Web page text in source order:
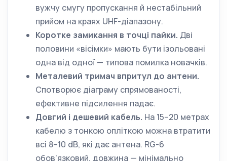
вужчу смугу пропускання й нестабільний
прийом на краях UHF-діапазону.
Коротке замикання в точці пайки. Дві
половини «вісімки» мають бути ізольовані
одна від одної — типова помилка новачків.
Металевий тримач впритул до антени.
Спотворює діаграму спрямованості,
ефективне підсилення падає.
Довгий і дешевий кабель. На 15–20 метрах
кабелю з тонкою оплiткою можна втратити
всі 8–10 dB, які дає антена. RG-6
обов'язковий, довжина — мінімально